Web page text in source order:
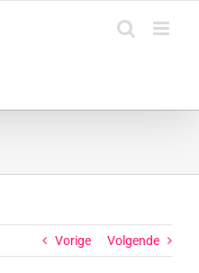
Vorige Volgende